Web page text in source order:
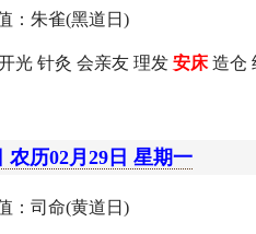
：朱雀(黑道日)
光 针灸 会亲友 理发 安床造仓
农历02月29日 星期一
：司命(黄道日)